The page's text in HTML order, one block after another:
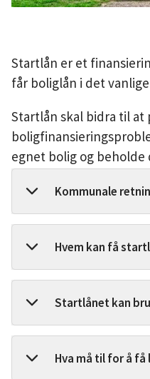
l
Startlån er et
får boliglån i det
Startlån skal bidra til at
egnet bolig og beholde
Kommunale
Hvem kan få
Startlånet kan
Hva må til for å få